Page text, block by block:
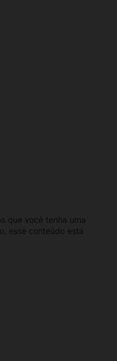
que você tenha uma
esse conteúdo está